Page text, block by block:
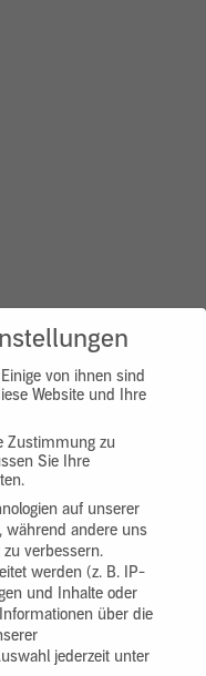
von ihnen sind
Website und Ihre
Zustimmung zu
Sie Ihre
auf unserer
während andere uns
verbessern.
werden (z. B. IP-
und Inhalte oder
über die
jederzeit unter